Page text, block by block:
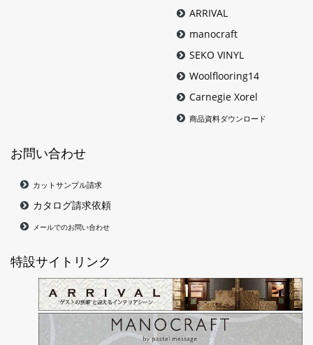
ARRIVAL
manocraft
SEKO VINYL
Woolflooring14
Carnegie Xorel
商品資料ダウンロード
お問い合わせ
カットサンプル請求
カタログ請求依頼
メールでのお問い合わせ
特設サイトリンク